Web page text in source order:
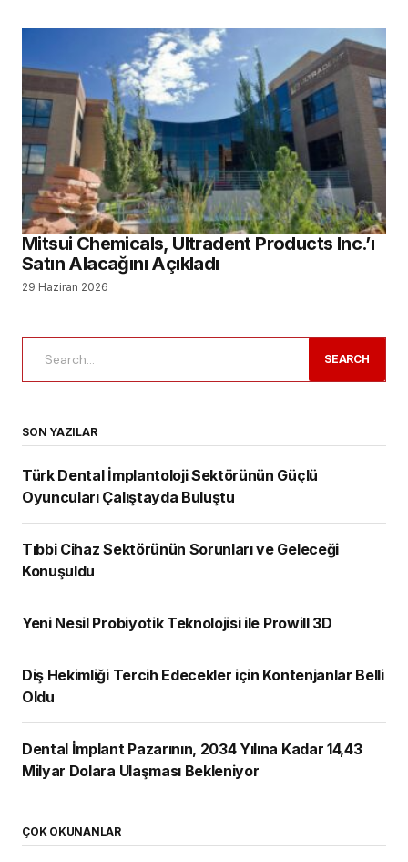
Mitsui Chemicals, Ultradent Products Inc.’ı
Satın Alacağını Açıkladı
29 Haziran 2026
SEARCH
SON YAZILAR
Türk Dental İmplantoloji Sektörünün Güçlü
Oyuncuları Çalıştayda Buluştu
Tıbbi Cihaz Sektörünün Sorunları ve Geleceği
Konuşuldu
Yeni Nesil Probiyotik Teknolojisi ile Prowill 3D
Diş Hekimliği Tercih Edecekler için Kontenjanlar Belli
Oldu
Dental İmplant Pazarının, 2034 Yılına Kadar 14,43
Milyar Dolara Ulaşması Bekleniyor
ÇOK OKUNANLAR